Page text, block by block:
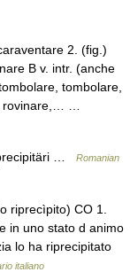
2. (fig.)
B v. intr. (anche
tombolare,
rovinare,… …
…
Romanian
riprecìpito) CO 1.
in uno stato d animo
lo ha riprecipitato
italiano